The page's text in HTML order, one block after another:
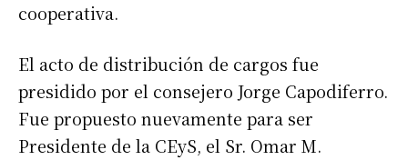
cooperativa.
El acto de distribución de cargos fue
presidido por el consejero Jorge Capodiferro.
Fue propuesto nuevamente para ser
Presidente de la CEyS, el Sr. Omar M.